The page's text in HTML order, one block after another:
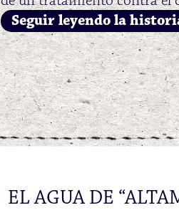
Seguir leyendo la
EL AGUA DE